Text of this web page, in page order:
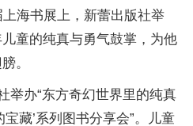
海书展上，新蕾出版社举
童的纯真与勇气鼓掌，为他
。
举办“东方奇幻世界里的纯真
藏’系列图书分享会”。儿童